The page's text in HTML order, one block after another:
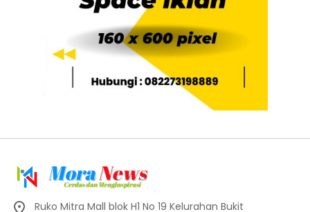
Ruko Mitra Mall blok H1 No 19 Kelurahan Bukit